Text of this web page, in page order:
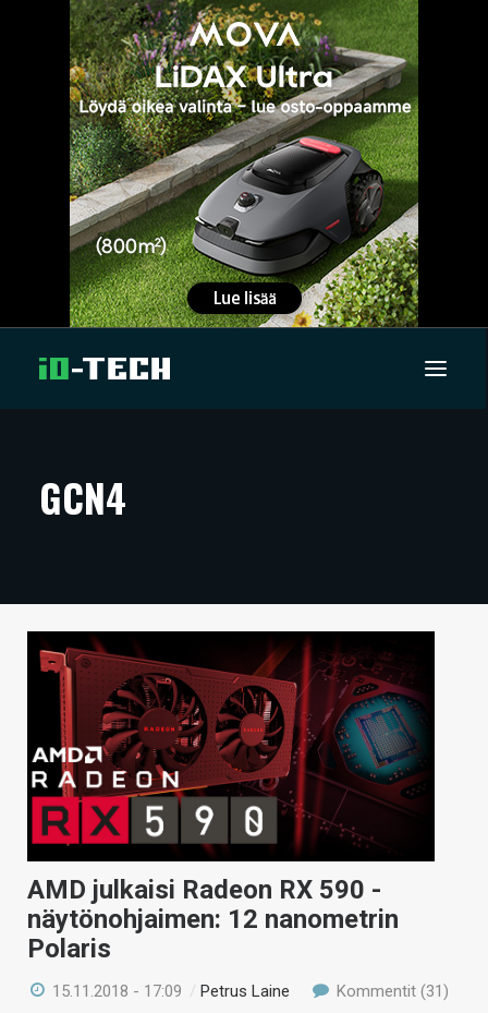
ARTIKKELIT
TECHBBS
TIETOA
HINTA.FI
KAUPPA
VAIHDA TEEMA
HAKU
GCN4
AMD julkaisi Radeon RX 590 -
näytönohjaimen: 12 nanometrin
Polaris
15.11.2018 - 17:09 /Petrus Laine Kommentit (31)